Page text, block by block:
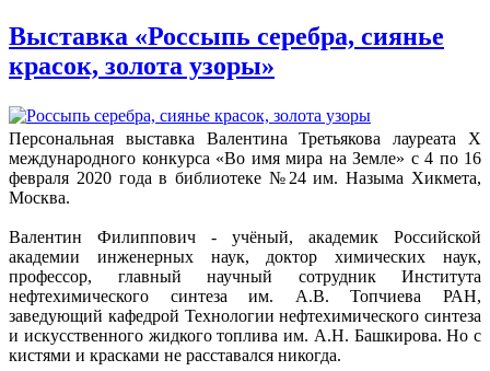
Выставка «Россыпь серебра, сиянье
красок, золота узоры»
Персональная выставка Валентина Третьякова лауреата X
международного конкурса «Во имя мира на Земле» с 4 по 16
февраля 2020 года в библиотеке №24 им. Назыма Хикмета,
Москва.
Валентин Филиппович - учёный, академик Российской
академии инженерных наук, доктор химических наук,
профессор, главный научный сотрудник Института
нефтехимического синтеза им. А.В. Топчиева РАН,
заведующий кафедрой Технологии нефтехимического синтеза
и искусственного жидкого топлива им. А.Н. Башкирова. Но с
кистями и красками не расставался никогда.